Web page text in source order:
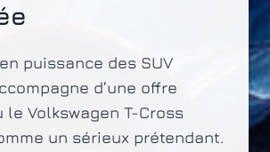
puissance des SUV
d’une offre
Volkswagen T-Cross
un sérieux prétendant.